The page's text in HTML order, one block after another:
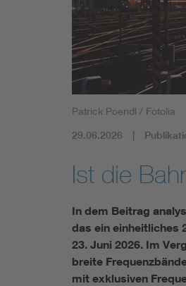
Mobility
Standards
Patrick Poendl / Fotolia
29.06.2026
Ist die
In dem Beitrag
das ein einheitliches
23. Juni 2026. Im
breite
mit exklusiven